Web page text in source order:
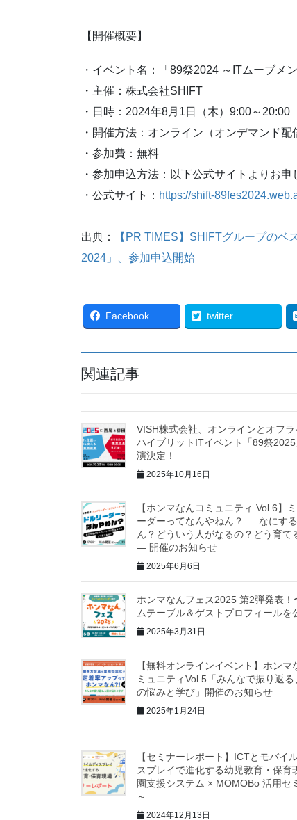
【開催概要】
・イベント名：「89祭2024 ～ITムーブメ
・主催：株式会社SHIFT
・日時：2024年8月1日（木）9:00～20:00
・開催方法：オンライン（オンデマンド配
・参加費：無料
・参加申込方法：以下公式サイトよりお申
・公式サイト： https://shift-
出典：
【PR TIMES】SHIFTグループの
2024」、参加申込開始
Facebook twitter
関連記事
VISH株式会社、オンラインとオフ
ハイブリットITイベント「89祭2025
演決定！
2025年10月16日
【ホンマなんコミュニティ Vol.6】
ーダーってなんやねん？ ― なにす
ん？どういう人がなるの？どう育て
― 開催のお知らせ
2025年6月6日
ホンマなんフェス2025 第2弾発表！
ムテーブル＆ゲストプロフィールを
2025年3月31日
【無料オンラインイベント】ホンマ
ミュニティVol.5「みんなで振り返る
の悩みと学び」開催のお知らせ
2025年1月24日
【セミナーレポート】ICTとモバイ
スプレイで進化する幼児教育・保育
園支援システム × MOMOBo 活用セ
～
2024年12月13日